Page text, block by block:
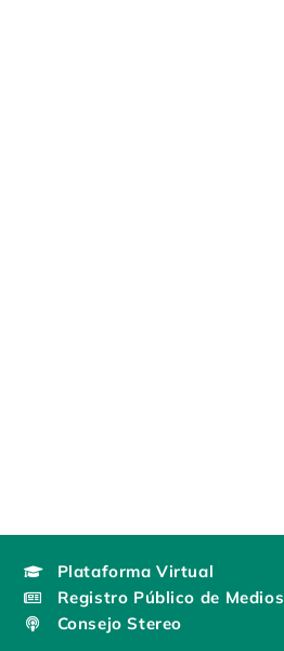
Plataforma Virtual
Registro Público de Medios
Consejo Stereo